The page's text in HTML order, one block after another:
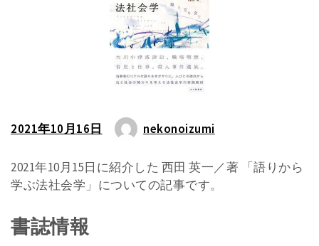
2021年10月16日 nekonoizumi
2021年10月15日に紹介した 西田 英一／著 「語りから
学ぶ法社会学」についての記事です。
書誌情報